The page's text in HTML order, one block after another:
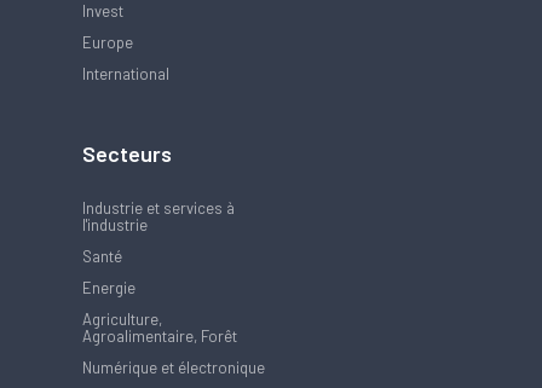
Invest
Europe
International
Secteurs
Industrie et services à
l'industrie
Santé
Energie
Agriculture,
Agroalimentaire, Forêt
Numérique et électronique